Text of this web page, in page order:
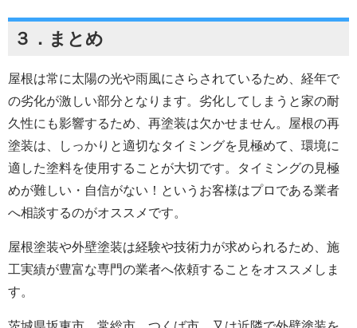
３．まとめ
屋根は常に太陽の光や雨風にさらされているため、経年で
の劣化が激しい部分となります。劣化してしまうと家の耐
久性にも影響するため、再塗装は欠かせません。屋根の再
塗装は、しっかりと適切なタイミングを見極めて、環境に
適した塗料を使用することが大切です。タイミングの見極
めが難しい・自信がない！というお客様はプロである業者
へ相談するのがオススメです。
屋根塗装や外壁塗装は経験や技術力が求められるため、施
工実績が豊富な専門の業者へ依頼することをオススメしま
す。